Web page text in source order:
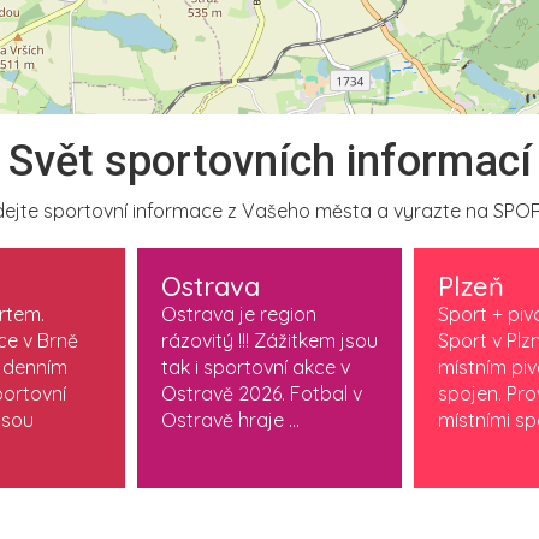
Svět sportovních informací
sportovní informace z Vašeho města a vyrazte na
v Brně
Ostrava
Ostrava je region
rázovitý !!! Zážitkem jsou
tak i sportovní akce v
Ostravě 2026. Fotbal v
Ostravě hraje ...
Plzeň
Sport +
Sport v
místním
spojen.
místními